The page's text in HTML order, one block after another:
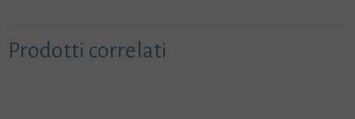
Prodotti correlati